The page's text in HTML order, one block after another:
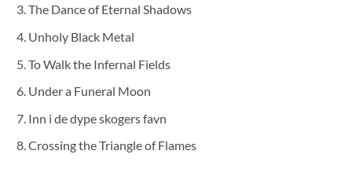
The Dance of Eternal Shadows
Unholy Black Metal
To Walk the Infernal Fields
Under a Funeral Moon
Inn i de dype skogers favn
Crossing the Triangle of Flames